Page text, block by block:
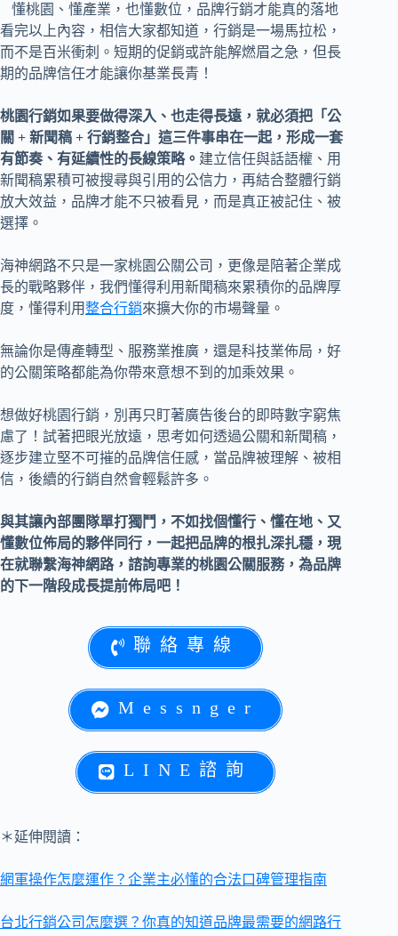
懂桃園、懂產業，也懂數位，品牌行銷才能真的落地
看完以上內容，相信大家都知道，行銷是一場馬拉松，
而不是百米衝刺。短期的促銷或許能解燃眉之急，但長
期的品牌信任才能讓你基業長青！
桃園行銷如果要做得深入、也走得長遠，就必須把「公
關 + 新聞稿 + 行銷整合」這三件事串在一起，形成一套
有節奏、有延續性的長線策略。 建立信任與話語權、用
新聞稿累積可被搜尋與引用的公信力，再結合整體行銷
放大效益，品牌才能不只被看見，而是真正被記住、被
選擇。
海神網路不只是一家桃園公關公司，更像是陪著企業成
長的戰略夥伴，我們懂得利用新聞稿來累積你的品牌厚
度，懂得利用整合行銷來擴大你的市場聲量。
無論你是傳產轉型、服務業推廣，還是科技業佈局，好
的公關策略都能為你帶來意想不到的加乘效果。
想做好桃園行銷，別再只盯著廣告後台的即時數字窮焦
慮了！試著把眼光放遠，思考如何透過公關和新聞稿，
逐步建立堅不可摧的品牌信任感，當品牌被理解、被相
信，後續的行銷自然會輕鬆許多。
與其讓內部團隊單打獨鬥，不如找個懂行、懂在地、又
懂數位佈局的夥伴同行，一起把品牌的根扎深扎穩，現
在就聯繫海神網路，諮詢專業的桃園公關服務，為品牌
的下一階段成長提前佈局吧！
聯絡專線
Messnger
LINE諮詢
＊延伸閱讀：
網軍操作怎麼運作？企業主必懂的合法口碑管理指南
台北行銷公司怎麼選？你真的知道品牌最需要的網路行